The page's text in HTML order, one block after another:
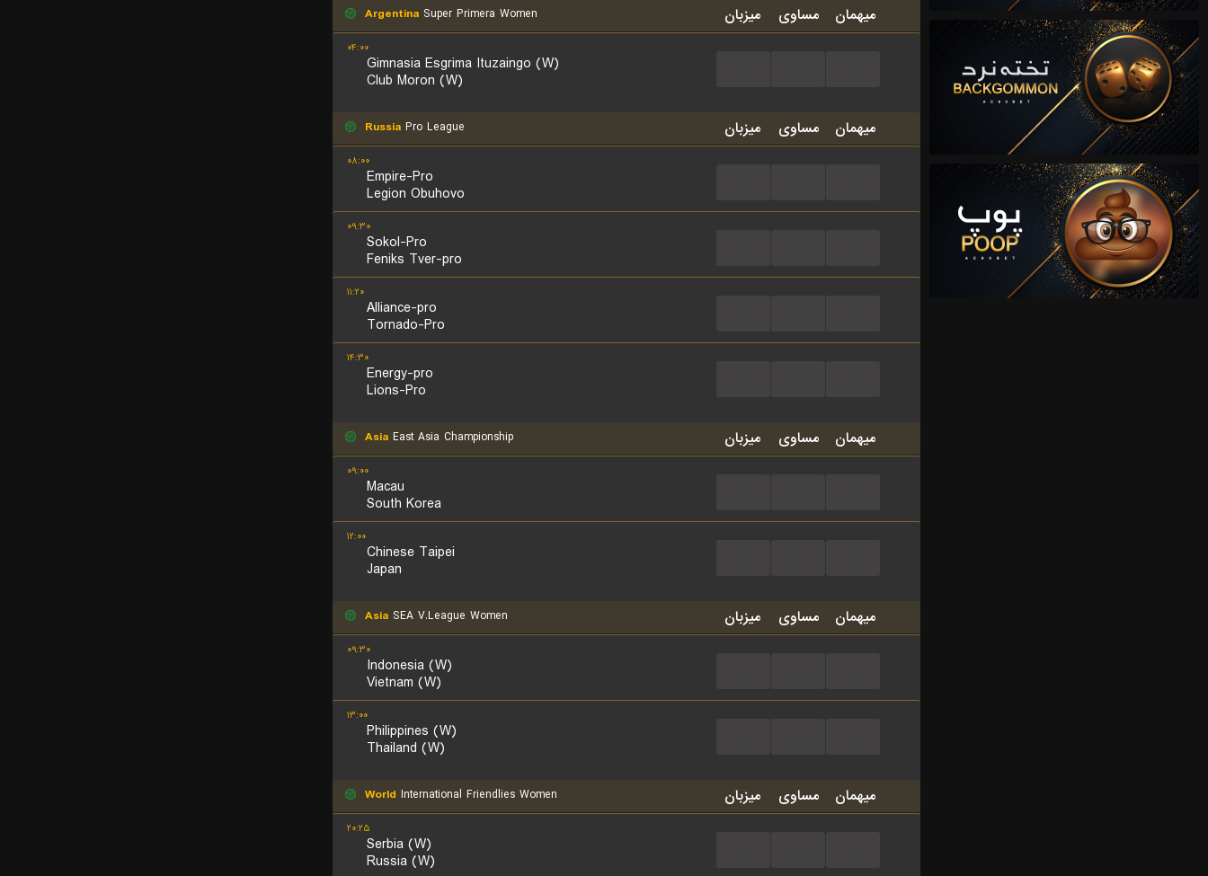
Argentina Super Primera Women میزبان مساوی میهمان
۰۴:۰۰
Gimnasia Esgrima Ituzaingo (W)
Club Moron (W)
Russia Pro League میزبان مساوی میهمان
۰۸:۰۰
Empire-Pro
Legion Obuhovo
۰۹:۳۰
Sokol-Pro
Feniks Tver-pro
۱۱:۲۰
Alliance-pro
Tornado-Pro
۱۴:۳۰
Energy-pro
Lions-Pro
Asia East Asia Championship میزبان مساوی میهمان
۰۹:۰۰
Macau
South Korea
۱۲:۰۰
Chinese Taipei
Japan
Asia SEA V.League Women میزبان مساوی میهمان
۰۹:۳۰
Indonesia (W)
Vietnam (W)
۱۳:۰۰
Philippines (W)
Thailand (W)
World International Friendlies Women میزبان مساوی میهمان
۲۰:۲۵
Serbia (W)
Russia (W)